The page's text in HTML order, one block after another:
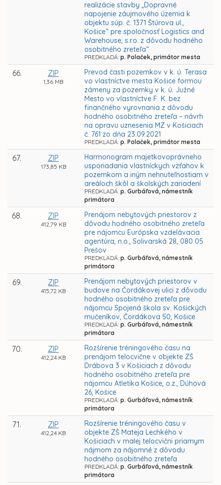
realizácie stavby „Dopravné
napojenie záujmového územia k
objektu súp. č. 1371 Štúrova ul.,
Košice“ pre spoločnosť Logistics and
Warehouse, s.r.o. z dôvodu hodného
osobitného zreteľa“
PREDKLADÁ: p. Polaček, primátor mesta
66. ZIP
1,36 MB
Prevod časti pozemkov v k. ú. Terasa
vo vlastníctve mesta Košice formou
zámeny za pozemky v k. ú. Južné
Mesto vo vlastníctve F. K. bez
finančného vyrovnania z dôvodu
hodného osobitného zreteľa – návrh
na opravu uznesenia MZ v Košiciach
č. 761 zo dňa 23.09.2021
PREDKLADÁ: p. Polaček, primátor mesta
67. ZIP
173,85 KB
Harmonogram majetkovoprávneho
usporiadania vlastníckych vzťahov k
pozemkom a iným nehnuteľnostiam v
areáloch škôl a školských zariadení
PREDKLADÁ: p. Gurbáľová, námestník
primátora
68. ZIP
412,79 KB
Prenájom nebytových priestorov z
dôvodu hodného osobitného zreteľa
pre nájomcu Európska vzdelávacia
agentúra, n.o., Solivarská 28, 080 05
Prešov
PREDKLADÁ: p. Gurbáľová, námestník
primátora
69. ZIP
415,72 KB
Prenájom nebytových priestorov v
budove na Čordákovej ulici z dôvodu
hodného osobitného zreteľa pre
nájomcu Spojená škola sv. Košických
mučeníkov, Čordákova 50, Košice
PREDKLADÁ: p. Gurbáľová, námestník
primátora
70. ZIP
412,24 KB
Rozšírenie tréningového času na
prenájom telocvične v objekte ZŠ
Drábova 3 v Košiciach z dôvodu
hodného osobitného zreteľa pre
nájomcu Atletika Košice, o.z., Dúhová
26, Košice
PREDKLADÁ: p. Gurbáľová, námestník
primátora
71. ZIP
412,24 KB
Rozšírenie tréningového času v
objekte ZŠ Mateja Lechkého v
Košiciach v malej telocvični priamym
nájmom za nájomné z dôvodu
hodného osobitného zreteľa
PREDKLADÁ: p. Gurbáľová, námestník
primátora